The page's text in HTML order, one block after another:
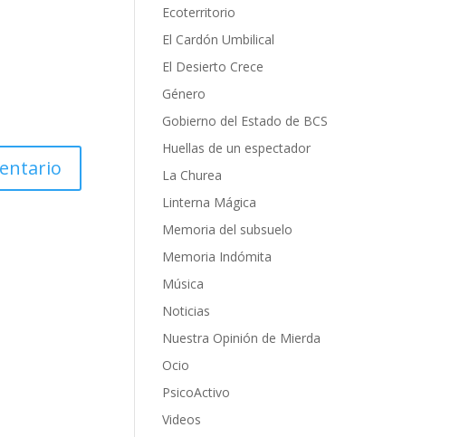
Ecoterritorio
El Cardón Umbilical
El Desierto Crece
Género
Gobierno del Estado de BCS
Huellas de un espectador
La Churea
Linterna Mágica
Memoria del subsuelo
Memoria Indómita
Música
Noticias
Nuestra Opinión de Mierda
Ocio
PsicoActivo
Videos